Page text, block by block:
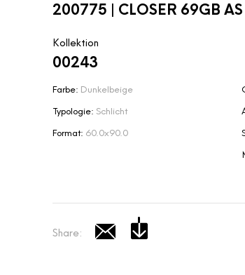
200775 | CLOSER 69GB AS
Kollektion
00243
Farbe: Dunkelbeige
Typologie: Schlicht
Format: 60.0x90.0
Share: